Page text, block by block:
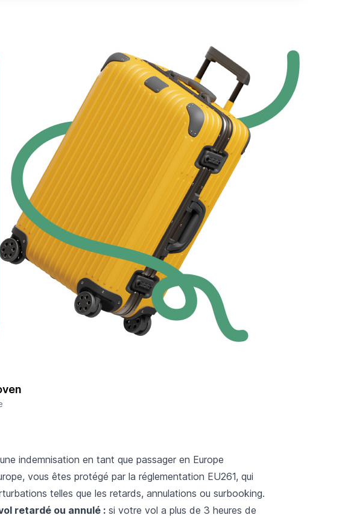
indemnisation en tant que passager en Europe
vous êtes protégé par la réglementation EU261, qui
telles que les retards, annulations ou surbooking.
retardé ou annulé :si votre vol a plus de 3 heures de